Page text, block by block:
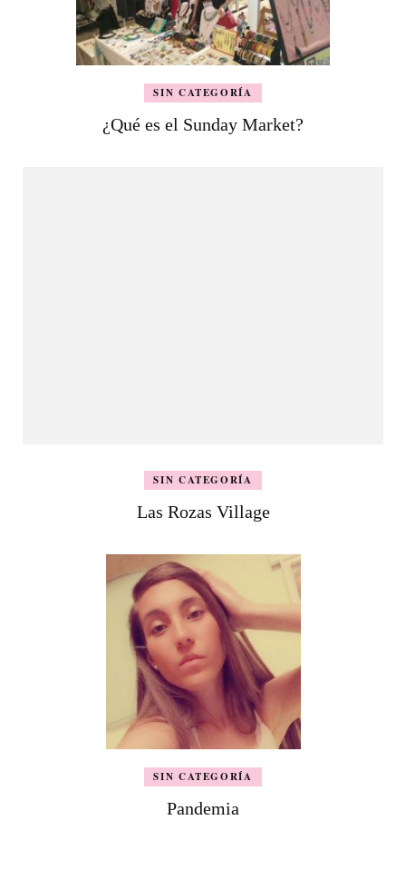
SIN CATEGORÍA
¿Qué es el Sunday Market?
SIN CATEGORÍA
Las Rozas Village
SIN CATEGORÍA
Pandemia